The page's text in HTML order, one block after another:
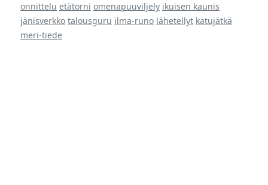
onnittelu etätorni omenapuuviljely ikuisen kaunis
jänisverkko talousguru ilma-runo lähetellyt katujätkä
meri-tiede